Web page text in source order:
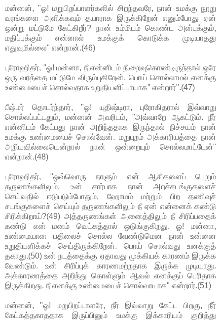
மன்னன், "ஓ! மறுபிறப்பாளர்களில் சிறந்தவரே, நான் உமக்கு நூறு
வரங்களை அளிக்கவும் தயாராக இருக்கிறேன் எனும்போது ஏன்
ஒன்று மட்டுமே கேட்கிறீர்? நான் உம்மிடம் கொண்ட அன்புக்கும்,
மதிப்புக்கும் என்னால் உமக்குக் கொடுக்க முடியாதது
எதுவுமில்லை" என்றான்.(46)
புரோஹிதர், "ஓ! மன்னா, நீ என்னிடம் நிறைவுகொண்டிருந்தால் ஒரே
ஒரு வரத்தை மட்டுமே விரும்புகிறேன். பொய் சொல்லாமல் எனக்கு
உண்மையைச் சொல்வதாக உறுதியளிப்பாயாக" என்றார்".(47)
பீஷ்மர் தொடர்ந்தார், "ஓ! யுதிஷ்டிரா, புரோகிதரால் இவ்வாறு
சொல்லப்பட்டதும், மன்னன் அவரிடம், "அவ்வாறே ஆகட்டும். நீர்
என்னிடம் கேட்பது நான் அறிந்ததாக இருந்தால் நிச்சயம் நான்
உமக்கு உண்மையைச் சொல்வேன். மறுபுறம் அக்காரியத்தை நான்
அறியவில்லையென்றால் நான் ஒன்றையும் சொல்லமாட்டேன்"
என்றான்.(48)
புரோஹிதர், "ஒவ்வொரு நாளும் என் ஆசிகளைப் பெறும்
தருணங்களிலும், உன் சார்பாக நான் அறச்சடங்குகளைச்
செய்வதில் ஈடுபடும்போதும், ஹோமம் மற்றும் பிற தணிவுச்
சடங்குகளைச் செய்யும் தருணங்களிலும் நீ ஏன் என்னைக் கண்டு
சிரிக்கிறாய்?(49) அத்தருணங்கள் அனைத்திலும் நீ சிரிப்பதைக்
கண்டு என் மனம் வெட்கத்தால் ஒடுங்குகிறது. ஓ! மன்னா,
உண்மையான பதிலைச் சொல்ல வேண்டுமென நான் உன்னை
உறுதியளிக்கச் செய்திருக்கிறேன். பொய் சொல்வது உனக்குத்
தகாது.(50) உன் நடத்தைக்கு ஏதாவது முக்கியக் காரணம் இருக்க
வேண்டும். உன் சிரிப்புக் காரணமற்றதாக இருக்க முடியாது.
அக்காரணத்தை அறிந்து கொள்ளும் ஆவல் எனக்குப் பெரிதாக
இருக்கிறது. நீ எனக்கு உண்மையைச் சொல்வாயாக" என்றார்.(51)
மன்னன், "ஓ! மறுபிறப்பாளரே, நீர் இவ்வாறு கேட்ட பிறகு, நீர்
கேட்கத்தகாததாக இருப்பினும் உமக்கு இக்காரியம் குறித்து